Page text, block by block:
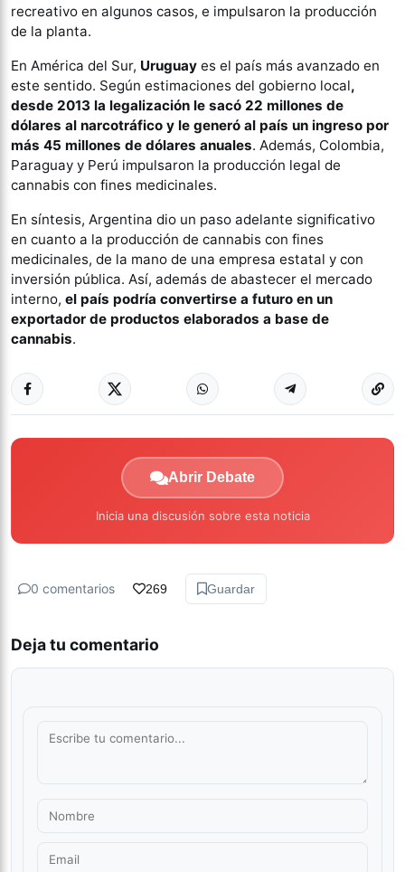
recreativo en algunos casos, e impulsaron la producción
de la planta.
En América del Sur, Uruguay es el país más avanzado en
este sentido. Según estimaciones del gobierno local,
desde 2013 la legalización le sacó 22 millones de
dólares al narcotráfico y le generó al país un ingreso por
más 45 millones de dólares anuales. Además, Colombia,
Paraguay y Perú impulsaron la producción legal de
cannabis con fines medicinales.
En síntesis, Argentina dio un paso adelante significativo
en cuanto a la producción de cannabis con fines
medicinales, de la mano de una empresa estatal y con
inversión pública. Así, además de abastecer el mercado
interno, el país podría convertirse a futuro en un
exportador de productos elaborados a base de
cannabis.
Abrir Debate
Inicia una discusión sobre esta noticia
0 comentarios 269 Guardar
Deja tu comentario